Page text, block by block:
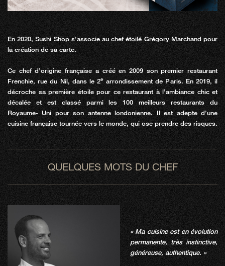
En 2020, Sushi Shop s’associe au chef étoilé Grégory Marchand pour
la création de sa carte.
Ce chef d’origine française a créé en 2009 son premier restaurant
Frenchie, rue du Nil, dans le 2e arrondissement de Paris. En 2019, il
décroche sa première étoile pour ce restaurant à l’ambiance chic et
décalée et est classé parmi les 100 meilleurs restaurants du
Royaume- Uni pour son antenne londonienne. Il est adepte d’une
cuisine française tournée vers le monde, qui ose prendre des risques.
QUELQUES MOTS DU CHEF
« Ma cuisine est en évolution
permanente, très instinctive,
généreuse, authentique. »